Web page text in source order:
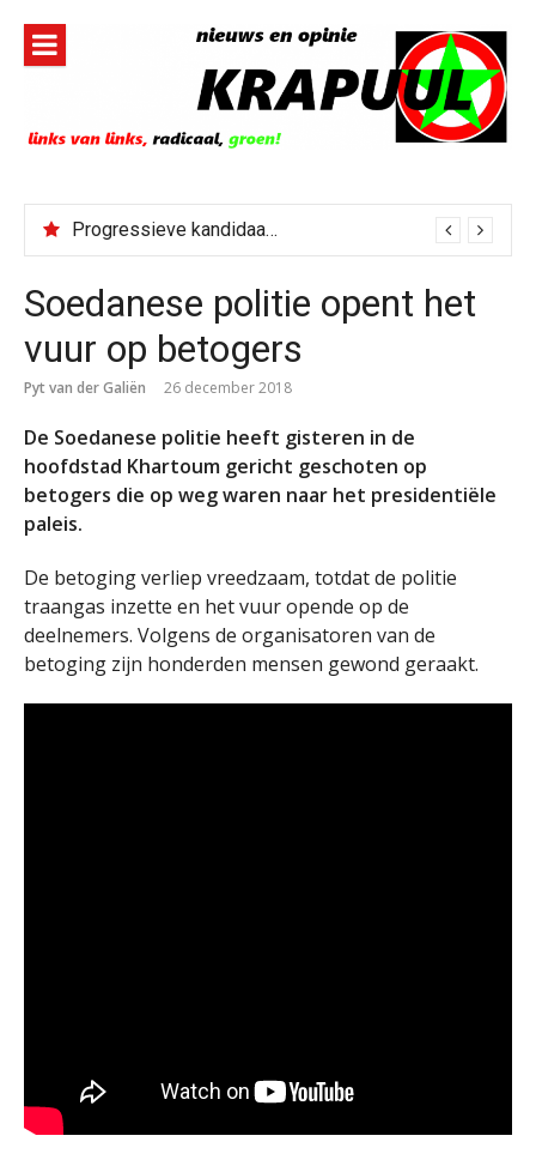
inhoud
Progressieve kandidaat El-Sayed senaatskandidaat Michigan
Soedanese politie opent het
vuur op betogers
Pyt van der Galiën 26 december 2018
De Soedanese politie heeft gisteren in de
hoofdstad Khartoum gericht geschoten op
betogers die op weg waren naar het presidentiële
paleis.
De betoging verliep vreedzaam, totdat de politie
traangas inzette en het vuur opende op de
deelnemers. Volgens de organisatoren van de
betoging zijn honderden mensen gewond geraakt.